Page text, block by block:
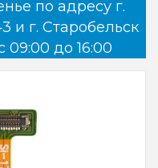
по адресу г.
и г. Старобельск
09:00 до 16:00